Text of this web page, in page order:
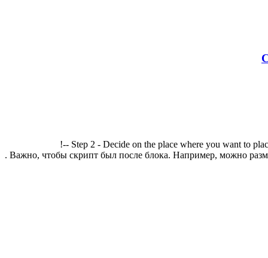
!-- Step 2 - Decide on the place where you want to
. Важно, чтобы скрипт был после блока. Например, можно